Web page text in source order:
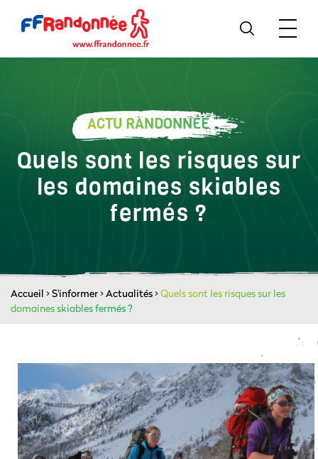
ACTU RANDONNÉE
Quels sont les risques sur
les domaines skiables
fermés ?
Accueil >S'informer>Actualités>Quels sont les risques sur les
domaines skiables fermés ?